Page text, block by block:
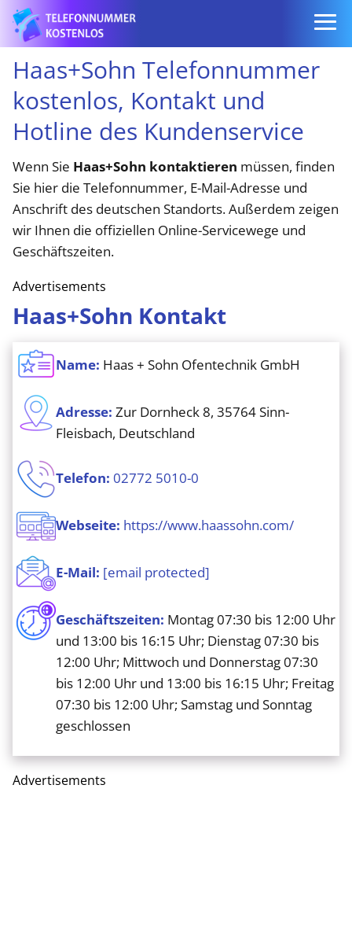
Haas+Sohn Telefonnummer
kostenlos, Kontakt und
Hotline des Kundenservice
Wenn Sie Haas+Sohn kontaktieren müssen, finden
Sie hier die Telefonnummer, E-Mail-Adresse und
Anschrift des deutschen Standorts. Außerdem zeigen
wir Ihnen die offiziellen Online-Servicewege und
Geschäftszeiten.
Advertisements
Haas+Sohn Kontakt
Name: Haas + Sohn Ofentechnik GmbH
Adresse: Zur Dornheck 8, 35764 Sinn-
Fleisbach, Deutschland
Telefon: 02772 5010-0
Webseite: https://www.haassohn.com/
E-Mail: [email protected]
Geschäftszeiten: Montag 07:30 bis 12:00 Uhr
und 13:00 bis 16:15 Uhr; Dienstag 07:30 bis
12:00 Uhr; Mittwoch und Donnerstag 07:30
bis 12:00 Uhr und 13:00 bis 16:15 Uhr; Freitag
07:30 bis 12:00 Uhr; Samstag und Sonntag
geschlossen
Advertisements